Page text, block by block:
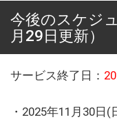
今後のスケジ
月29日更新）
サービス終了日：
・2025年11月30